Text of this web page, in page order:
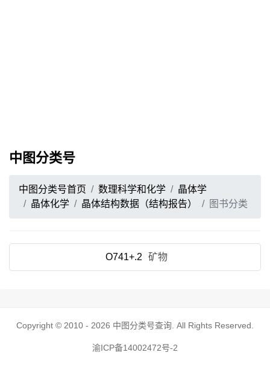
中图分类号
中图分类号首页 数理科学和化学
晶体学
晶体化学
晶体结构数据（结构报告） 图书分类
O741+.2 矿物
Copyright © 2010 - 2026 中图分类号查询 . All Rights Reserved.
渝ICP备14002472号-2